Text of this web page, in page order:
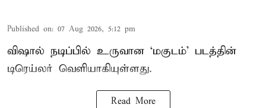
Published on: 07 Aug 2026, 5:12 pm
விஷால் நடிப்பில் உருவான ‘மகுடம்’ படத்தின்
டிரெய்லர் வெளியாகியுள்ளது.
Read More